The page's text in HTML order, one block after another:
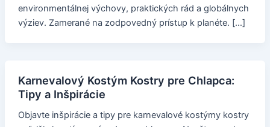
environmentálnej výchovy, praktických rád a globálnych
výziev. Zamerané na zodpovedný prístup k planéte. […]
Karnevalový Kostým Kostry pre Chlapca:
Tipy a Inšpirácie
Objavte inšpirácie a tipy pre karnevalové kostýmy kostry